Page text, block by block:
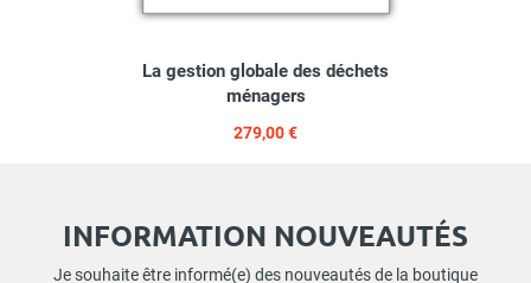
La gestion globale des déchets
ménagers
279,00 €
INFORMATION NOUVEAUTÉS
Je souhaite être informé(e) des nouveautés de la boutique